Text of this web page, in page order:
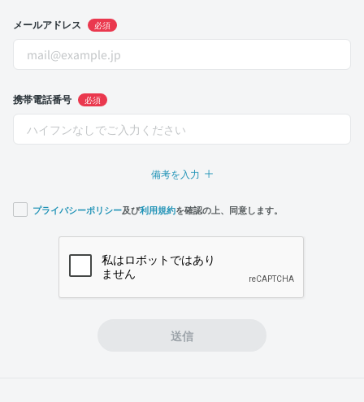
メールアドレス 必須
携帯電話番号 必須
備考を入力
プライバシーポリシー及び利用規約を確認の上、同意します。
送信